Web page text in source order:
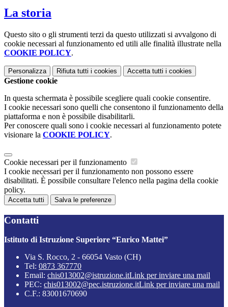
La storia
Questo sito o gli strumenti terzi da questo utilizzati si avvalgono di
cookie necessari al funzionamento ed utili alle finalità illustrate nella
COOKIE POLICY.
Personalizza Rifiuta tutti i cookies Accetta tutti i cookies
Gestione cookie
In questa schermata è possibile scegliere quali cookie consentire.
I cookie necessari sono quelli che consentono il funzionamento della
piattaforma e non è possibile disabilitarli.
Per conoscere quali sono i cookie necessari al funzionamento potete
visionare la COOKIE POLICY.
Cookie necessari per il funzionamento
I cookie necessari per il funzionamento non possono essere
disabilitati. È possibile consultare l'elenco nella pagina della cookie
policy.
Accetta tutti Salva le preferenze
Contatti
Istituto di Istruzione Superiore “Enrico Mattei”
Via S. Rocco, 2 - 66054 Vasto (CH)
Tel: 0873 367770
Email: chis013002@istruzione.itLink per inviare una mail
PEC: chis013002@pec.istruzione.itLink per inviare una mail
C.F.: 83001670690